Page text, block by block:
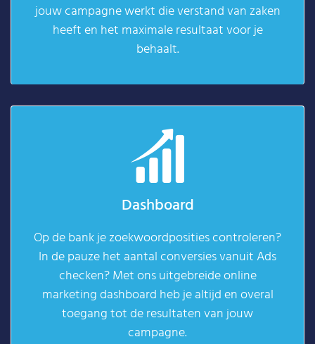
jouw campagne werkt die verstand van zaken
heeft en het maximale resultaat voor je
behaalt.
Dashboard
Op de bank je zoekwoordposities controleren?
In de pauze het aantal conversies vanuit Ads
checken? Met ons uitgebreide online
marketing dashboard heb je altijd en overal
toegang tot de resultaten van jouw
campagne.